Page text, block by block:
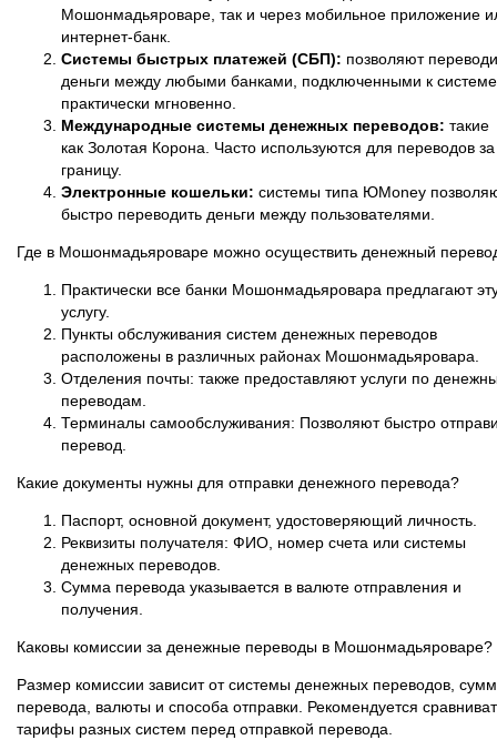
Мошонмадьяроваре, так и через мобильное приложение
интернет-банк.
Системы быстрых платежей (СБП): позволяют
деньги между любыми банками, подключенными к
практически мгновенно.
Международные системы денежных переводов: такие
как Золотая Корона. Часто используются для переводов за
границу.
Электронные кошельки: системы типа ЮMoney
быстро переводить деньги между пользователями.
Где в Мошонмадьяроваре можно осуществить денежный
Практически все банки Мошонмадьяровара предлагают
услугу.
Пункты обслуживания систем денежных переводов
расположены в различных районах Мошонмадьяровара.
Отделения почты: также предоставляют услуги по
переводам.
Терминалы самообслуживания: Позволяют быстро
перевод.
Какие документы нужны для отправки денежного перевода?
Паспорт, основной документ, удостоверяющий личность.
Реквизиты получателя: ФИО, номер счета или системы
денежных переводов.
Сумма перевода указывается в валюте отправления и
получения.
Каковы комиссии за денежные переводы в Мошонмадьяроваре?
Размер комиссии зависит от системы денежных переводов,
перевода, валюты и способа отправки. Рекомендуется
тарифы разных систем перед отправкой перевода.